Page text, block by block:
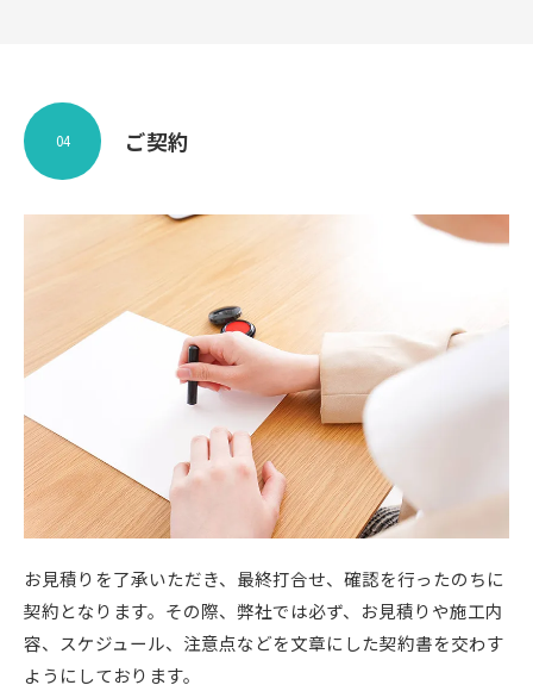
ご契約
04
お見積りを了承いただき、最終打合せ、確認を行ったのちに
契約となります。その際、弊社では必ず、お見積りや施工内
容、スケジュール、注意点などを文章にした契約書を交わす
ようにしております。